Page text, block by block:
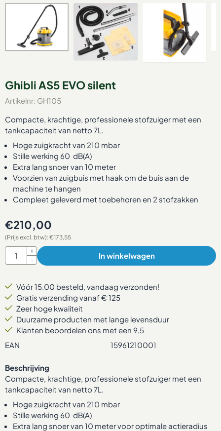
Ghibli AS5 EVO silent
Artikelnr: GH105
Compacte, krachtige, professionele stofzuiger met een
tankcapaciteit van netto 7L.
Hoge zuigkracht van 210 mbar
Stille werking 60 dB(A)
Extra lang snoer van 10 meter
Voorzien van zuigbuis met haak om de buis aan de
machine te hangen
Compleet geleverd met toebehoren en 2 stofzakken
€210,00
(Prijs excl. btw):€173,55
Aantal
+
-
In winkelwagen
Vóór 15.00 besteld, vandaag verzonden!
Gratis verzending vanaf € 125
Zeer hoge kwaliteit
Duurzame producten met lange levensduur
Klanten beoordelen ons met een 9,5
EAN
15961210001
Beschrijving
Compacte, krachtige, professionele stofzuiger met een
tankcapaciteit van netto 7L.
Hoge zuigkracht van 210 mbar
Stille werking 60 dB(A)
Extra lang snoer van 10 meter voor optimale actieradius